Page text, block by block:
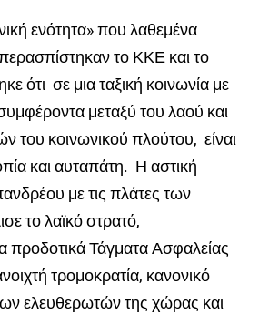
ενότητα» που λαθεμένα
το ΚΚΕ και το
ότι σε μια ταξική κοινωνία με
συμφέροντα μεταξύ του λαού και
του κοινωνικού πλούτου, είναι
και αυταπάτη. Η αστική
με τις πλάτες των
το λαϊκό στρατό,
προδοτικά Τάγματα Ασφαλείας
τρομοκρατία, κανονικό
ελευθερωτών της χώρας και